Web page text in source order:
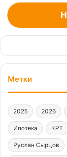
Метки
2025 2026
Ипотека КРТ
Руслан Сырцов